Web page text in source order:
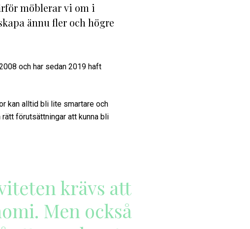
möblerar vi om i
ännu fler och högre
och har sedan 2019 haft
kan alltid bli lite smartare och
förutsättningar att kunna bli
krävs att
Men också